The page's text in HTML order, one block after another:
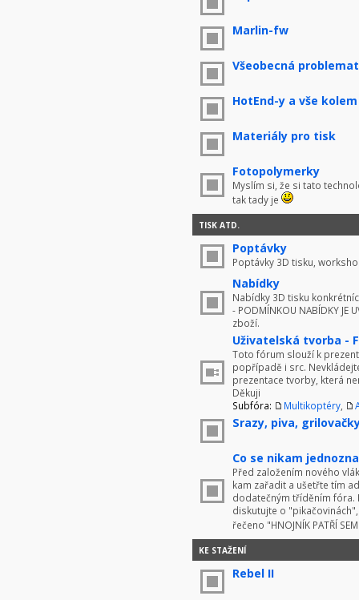
Marlin-fw
Všeobecná
HotEnd-y a vše kolem
Materiály pro tisk
Fotopolymerky
Myslím si, že si tato
tak tady je
TISK ATD.
Poptávky
Poptávky 3D tisku,
Nabídky
Nabídky 3D tisku
- PODMÍNKOU NABÍDKY JE
zboží.
Uživatelská tvorba -
Toto fórum slouží k
popřípadě i src.
prezentace tvorby, která
Děkuji
Subfóra:
Multikoptéry
Srazy, piva,
Co se nikam
Před založením nového
kam zařadit a ušetřte tím
dodatečným tříděním fóra.
diskutujte o
řečeno "HNOJNÍK PATŘÍ
KE STAŽENÍ
Rebel II